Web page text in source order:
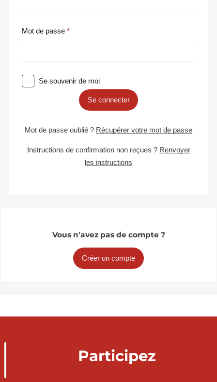
Mot de passe
Se souvenir de moi
Se connecter
Mot de passe oublié ? Récupérer votre mot de passe
Instructions de confirmation non reçues ? Renvoyer
les instructions
Vous n'avez pas de compte ?
Créer un compte
Participez